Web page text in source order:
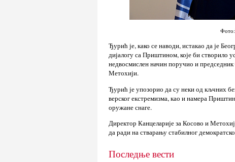
Ђурић је, како се наводи, истакао да је
дијалогу са Приштином, које би створило
недвосмислен начин поручио и
Метохији.
Ђурић је упозорио да су неки од кљчних
верског екстремизма, као и намера
оружане снаге.
Директор Канцеларије за Косово и
да ради на стварању стабилног
Последње вести